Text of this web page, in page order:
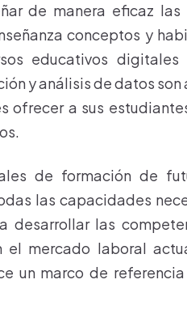
de manera eficaz las
conceptos y
educativos
y análisis de datos son
ofrecer a sus
de formación de
las capacidades
desarrollar las
el mercado laboral
un marco de